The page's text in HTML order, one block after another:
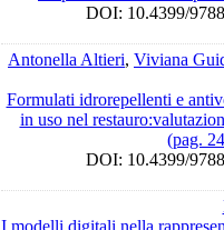
DOI: 10.4399/
Antonella Altieri, Viviana
Formulati idrorepellenti e
in uso nel
(pag.
DOI: 10.4399/
I modelli digitali nella